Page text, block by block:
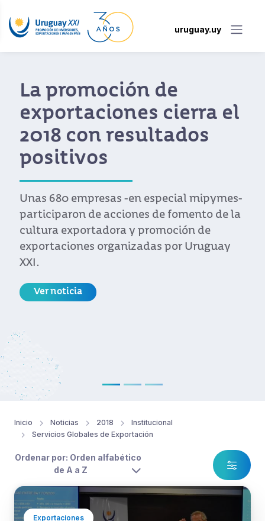
uruguay.uy
La promoción de
exportaciones cierra el
2018 con resultados
positivos
Unas 680 empresas -en especial mipymes-
participaron de acciones de fomento de la
cultura exportadora y promoción de
exportaciones organizadas por Uruguay
XXI.
Ver noticia
Inicio Noticias 2018
Institucional
Servicios Globales de Exportación
Ordenar por: Orden alfabético
de A a Z
Exportaciones